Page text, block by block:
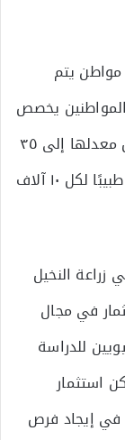
يتم
يخصص
طبيب، على سبيل المثال، أمريكا التي يصل معدلها إلى ٣٥
طبيبًا لكل ١٠ آلاف مواطن، وفى السويد ٧٠ طبيبًا لكل ١٠ آلاف
زراعة النخيل
في مجال
للدراسة
استثمار
في إيجاد فرص